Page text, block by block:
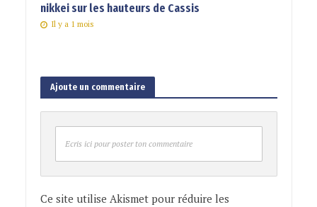
nikkei sur les hauteurs de Cassis
Il y a 1 mois
Ajoute un commentaire
Ecris ici pour poster ton commentaire
Ce site utilise Akismet pour réduire les